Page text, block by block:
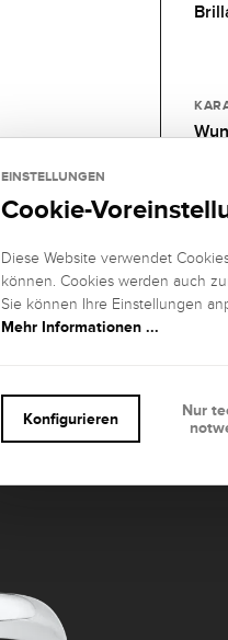
EINSTELLUNGEN
Cookie-
Diese Website verwendet
können. Cookies werden auch
Sie können Ihre Einstellungen
Mehr Informationen ...
Konfigurieren
Nur